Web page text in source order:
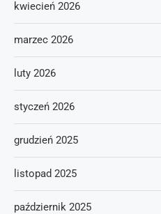
kwiecień 2026
marzec 2026
luty 2026
styczeń 2026
grudzień 2025
listopad 2025
październik 2025